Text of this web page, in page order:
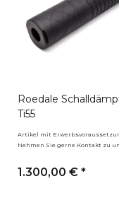
Roedale
Ti55
Artikel mit
Nehmen Sie gerne Kontakt zu
1.300,00 € *